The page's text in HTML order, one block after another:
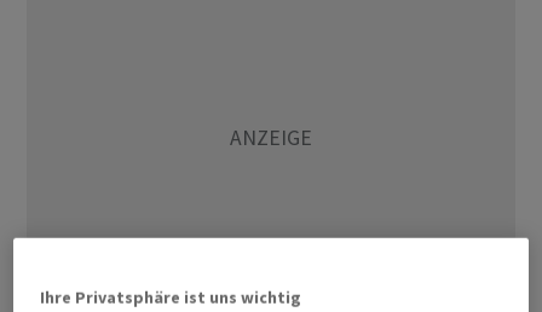
Ihre Privatsphäre ist uns wichtig